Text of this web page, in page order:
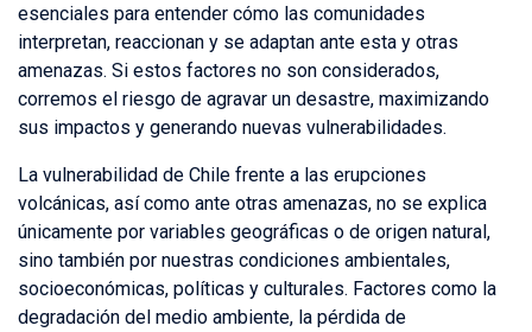
esenciales para entender cómo las comunidades
interpretan, reaccionan y se adaptan ante esta y otras
amenazas. Si estos factores no son considerados,
corremos el riesgo de agravar un desastre, maximizando
sus impactos y generando nuevas vulnerabilidades.
La vulnerabilidad de Chile frente a las erupciones
volcánicas, así como ante otras amenazas, no se explica
únicamente por variables geográficas o de origen natural,
sino también por nuestras condiciones ambientales,
socioeconómicas, políticas y culturales. Factores como la
degradación del medio ambiente, la pérdida de